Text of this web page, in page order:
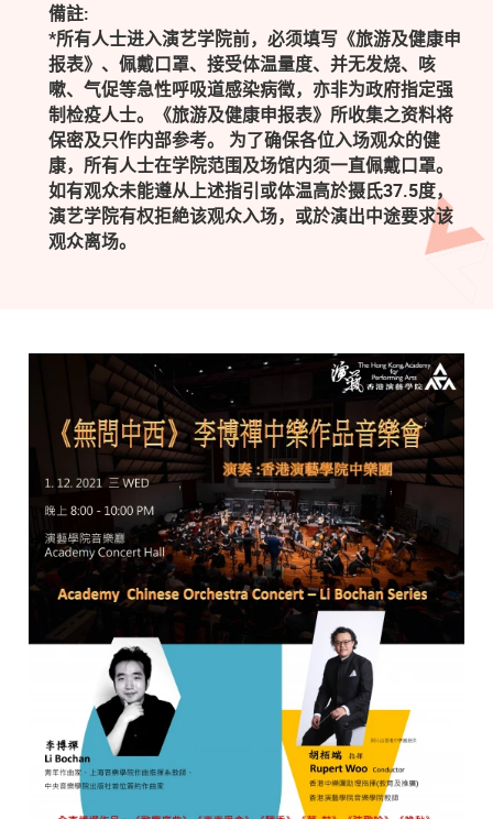
備註:
*所有人士进入演艺学院前，必须填写《旅游及健康申
报表》、佩戴口罩、接受体温量度、并无发烧、咳
嗽、气促等急性呼吸道感染病徵，亦非为政府指定强
制检疫人士。《旅游及健康申报表》所收集之资料将
保密及只作内部参考。 为了确保各位入场观众的健
康，所有人士在学院范围及场馆内须一直佩戴口罩。
如有观众未能遵从上述指引或体温高於摄氐37.5度，
演艺学院有权拒絶该观众入场，或於演出中途要求该
观众离场。